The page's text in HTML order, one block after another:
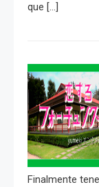
que […]
Finalmente